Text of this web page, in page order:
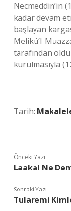
Necmeddin’in
kadar devam
başlayan
Melikü’l-
tarafından
kurulmasıyla
Tarih:
Önceki Yazı
Laakal Ne
Sonraki Yazı
Tularemi